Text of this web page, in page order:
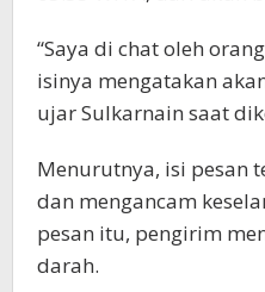
“Saya di chat oleh
isinya mengatakan
ujar Sulkarnain saat
Menurutnya, isi pesan
dan mengancam
pesan itu, pengirim
darah.